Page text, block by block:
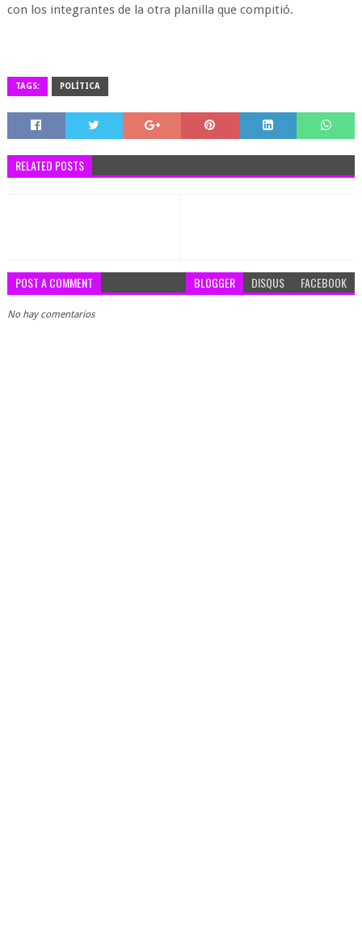
con los integrantes de la otra planilla que compitió.
TAGS: POLÍTICA
RELATED POSTS
POST A COMMENT BLOGGER DISQUS FACEBOOK
No hay comentarios